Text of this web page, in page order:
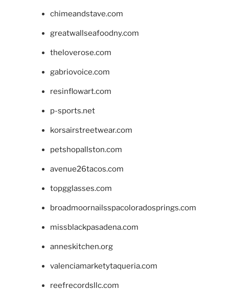
chimeandstave.com
greatwallseafoodny.com
theloverose.com
gabriovoice.com
resinflowart.com
p-sports.net
korsairstreetwear.com
petshopallston.com
avenue26tacos.com
topgglasses.com
broadmoornailsspacoloradosprings.com
missblackpasadena.com
anneskitchen.org
valenciamarketytaqueria.com
reefrecordsllc.com